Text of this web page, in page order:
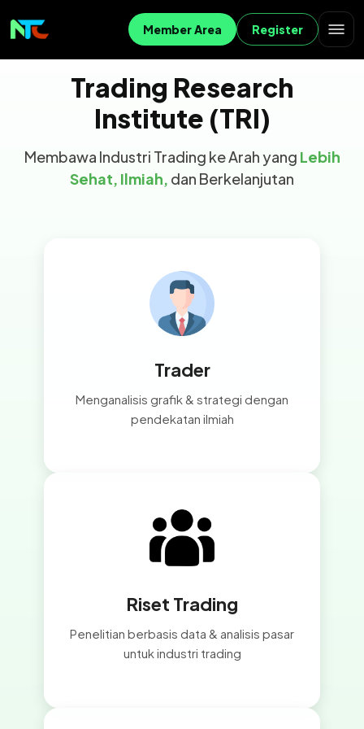
Member Area Register
Trading Research
Institute (TRI)
Membawa Industri Trading ke Arah yang Lebih
Sehat, Ilmiah, dan Berkelanjutan
Trader
Menganalisis grafik & strategi dengan
pendekatan ilmiah
Riset Trading
Penelitian berbasis data & analisis pasar
untuk industri trading